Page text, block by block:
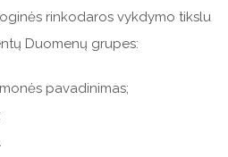
rinkodaros vykdymo tikslu
Duomenų grupes:
pavadinimas;